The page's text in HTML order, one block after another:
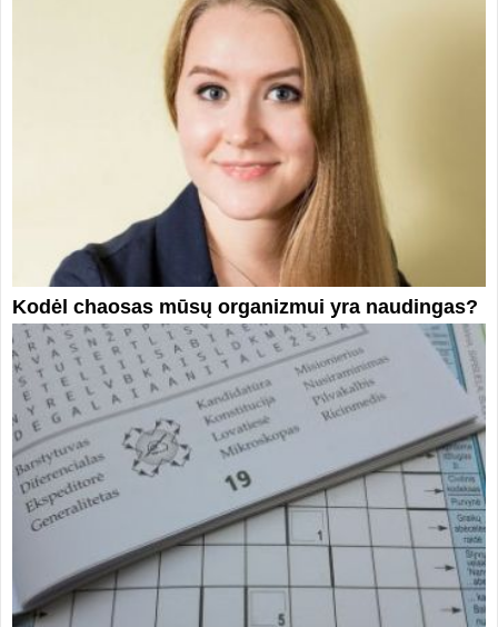
Kodėl chaosas mūsų organizmui yra naudingas?